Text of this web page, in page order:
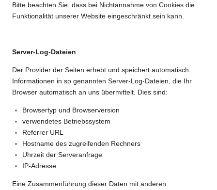
Bitte beachten Sie, dass bei Nichtannahme von Cookies die
Funktionalität unserer Website eingeschränkt sein kann.
Server-Log-Dateien
Der Provider der Seiten erhebt und speichert automatisch
Informationen in so genannten Server-Log-Dateien, die Ihr
Browser automatisch an uns übermittelt. Dies sind:
Browsertyp und Browserversion
verwendetes Betriebssystem
Referrer URL
Hostname des zugreifenden Rechners
Uhrzeit der Serveranfrage
IP-Adresse
Eine Zusammenführung dieser Daten mit anderen